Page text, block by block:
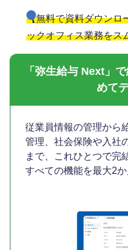
【無料で資料ダウンロ
ックオフィス業務をス
「弥生給与 Next」
めて
従業員情報の管理から
管理、社会保険や入社
まで、これひとつで完
すべての機能を最大2